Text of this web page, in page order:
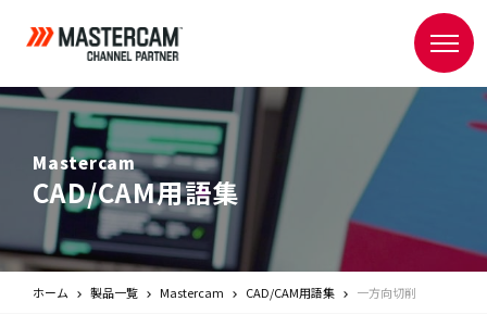
Mastercam
CAD/CAM用語集
ホーム 製品一覧 Mastercam CAD/CAM用語集 一方向切削